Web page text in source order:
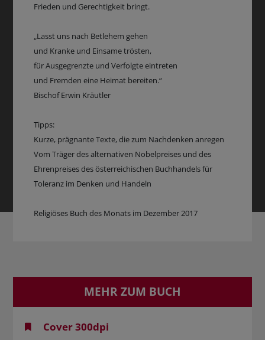
Frieden und Gerechtigkeit bringt.
„Lasst uns nach Betlehem gehen
und Kranke und Einsame trösten,
für Ausgegrenzte und Verfolgte eintreten
und Fremden eine Heimat bereiten.“
Bischof Erwin Kräutler
Tipps:
Kurze, prägnante Texte, die zum Nachdenken anregen
Vom Träger des alternativen Nobelpreises und des
Ehrenpreises des österreichischen Buchhandels für
Toleranz im Denken und Handeln
Religiöses Buch des Monats im Dezember 2017
MEHR ZUM BUCH
Cover 300dpi